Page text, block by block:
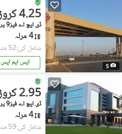
5
4.25 کروڑ
ڈی ایچ اے فیز9 پریزم - کمرشل زون 3, ڈی ایچ اے فیز9 پریزم
4 مرلہ
شامل کی:52 منٹ پہل
ایس ایم ایس
2.95 کروڑ
ڈی ایچ اے فیز9 پریزم - کمرشل زون 3, ڈی ایچ اے فیز9 پریزم
4 مرلہ
شامل کی:59 منٹ پہل